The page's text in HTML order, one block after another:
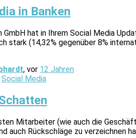
in Banken
GmbH hat in Ihrem Social Media
stark (14,32% gegenüber 8%
, vor 12 Jahren
Social Media
Mitarbeiter (wie auch die
auch Rückschläge zu verzeichnen